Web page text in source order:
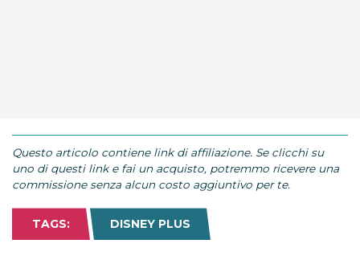
Questo articolo contiene link di affiliazione. Se clicchi su
uno di questi link e fai un acquisto, potremmo ricevere una
commissione senza alcun costo aggiuntivo per te.
TAGS: DISNEY PLUS